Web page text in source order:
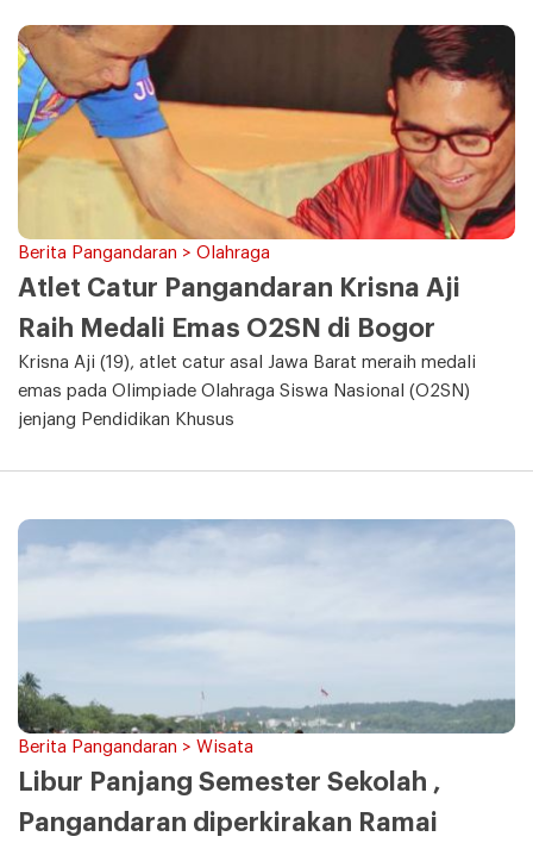
Berita Pangandaran > Olahraga
Atlet Catur Pangandaran Krisna Aji
Raih Medali Emas O2SN di Bogor
Krisna Aji (19), atlet catur asal Jawa Barat meraih medali
emas pada Olimpiade Olahraga Siswa Nasional (O2SN)
jenjang Pendidikan Khusus
Berita Pangandaran > Wisata
Libur Panjang Semester Sekolah ,
Pangandaran diperkirakan Ramai